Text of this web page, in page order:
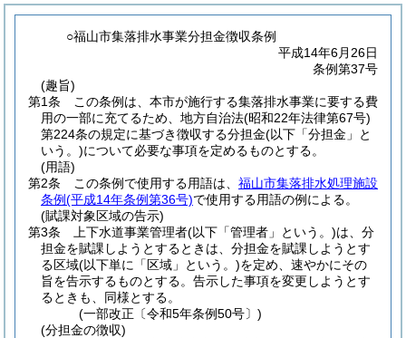
○福山市集落排水事業分担金徴収条例
平成14年6月26日
条例第37号
(趣旨)
第1条
この条例は、本市が施行する集落排水事業に要する費
用の一部に充てるため、地方自治法(昭和22年法律第67号)
第224条の規定に基づき徴収する分担金(以下「分担金」と
いう。)について必要な事項を定めるものとする。
(用語)
第2条
この条例で使用する用語は、 福山市集落排水処理施設
条例(平成14年条例第36号)で使用する用語の例による。
(賦課対象区域の告示)
第3条
上下水道事業管理者(以下「管理者」という。)は、分
担金を賦課しようとするときは、分担金を賦課しようとす
る区域(以下単に「区域」という。)を定め、速やかにその
旨を告示するものとする。 告示した事項を変更しようとす
るときも、同様とする。
(一部改正〔令和5年条例50号〕)
(分担金の徴収)